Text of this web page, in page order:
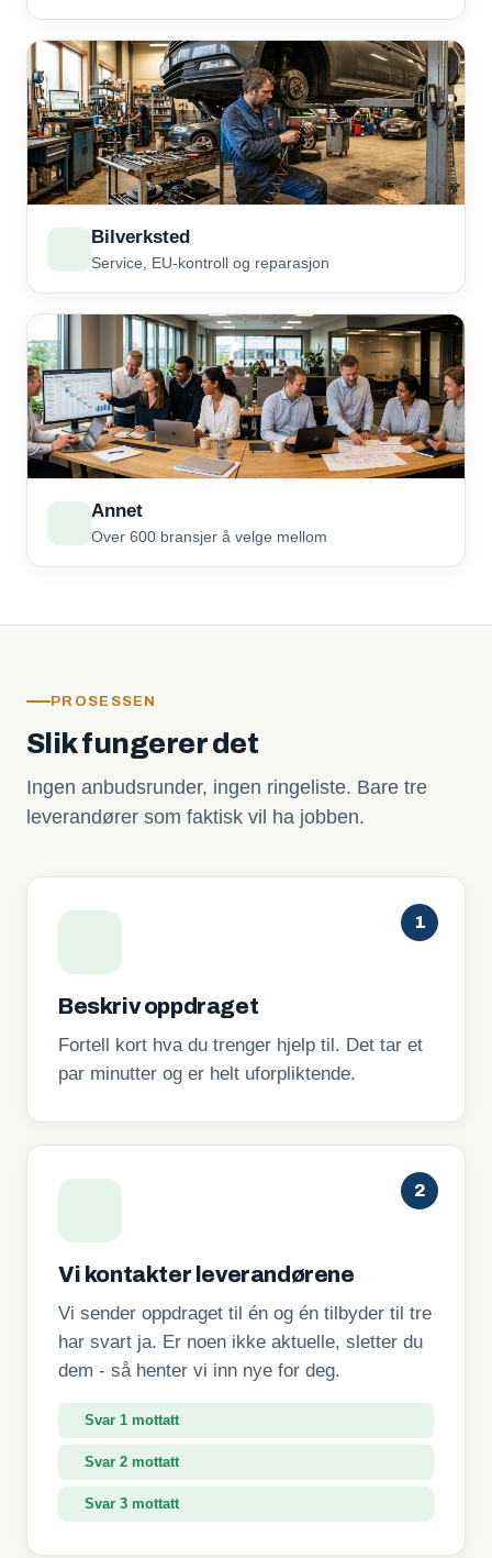
Bilverksted
Service, EU-kontroll og reparasjon
Annet
Over 600 bransjer å velge mellom
PROSESSEN
Slik fungerer det
Ingen anbudsrunder, ingen ringeliste. Bare tre
leverandører som faktisk vil ha jobben.
1
Beskriv oppdraget
Fortell kort hva du trenger hjelp til. Det tar et
par minutter og er helt uforpliktende.
2
Vi kontakter leverandørene
Vi sender oppdraget til én og én tilbyder til tre
har svart ja. Er noen ikke aktuelle, sletter du
dem - så henter vi inn nye for deg.
Svar 1 mottatt
Svar 2 mottatt
Svar 3 mottatt